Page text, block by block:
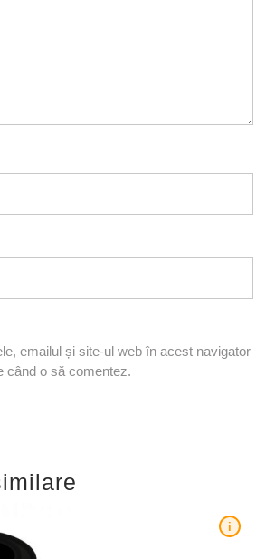
emailul și site-ul web în acest navigator
când o să comentez.
i